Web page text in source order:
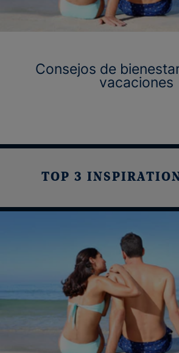
Consejos de
vacaciones
TOP 3